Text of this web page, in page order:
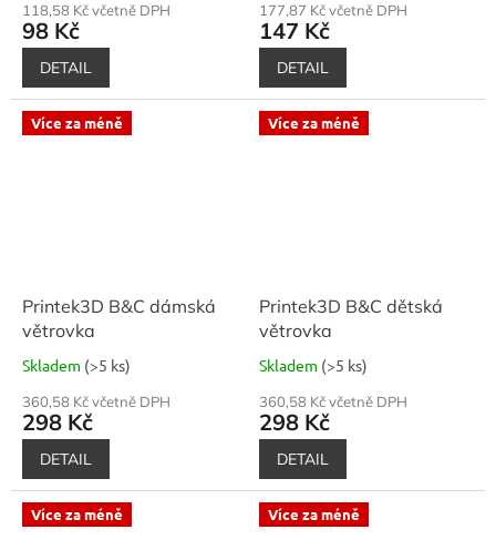
118,58 Kč včetně DPH
98 Kč
DETAIL
177,87 Kč včetně DPH
147 Kč
DETAIL
Více za méně
Printek3D B&C dámská
větrovka
Skladem (>5 ks)
360,58 Kč včetně DPH
298 Kč
DETAIL
Více za méně
Printek3D B&C dětská
větrovka
Skladem (>5 ks)
360,58 Kč včetně DPH
298 Kč
DETAIL
Více za méně Více za méně